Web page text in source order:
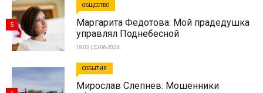
ОБЩЕСТВО
Маргарита Федотова: Мой прадедушка
управлял Поднебесной
18:03 | 23-06-2024
5
СОБЫТИЯ
Мирослав Слепнев: Мошенники